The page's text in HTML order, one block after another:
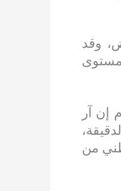
وقد
إن آر
من